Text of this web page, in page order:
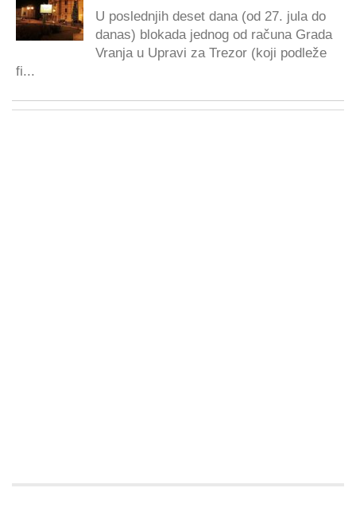
U poslednjih deset dana (od 27. jula do
danas) blokada jednog od računa Grada
Vranja u Upravi za Trezor (koji podleže
fi...